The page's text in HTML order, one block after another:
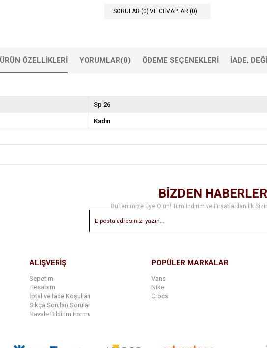
SORULAR (0) VE CEVAPLAR (0)
ÜRÜN ÖZELLIKLERI YORUMLAR(0) ÖDEME SEÇENEKLERI İADE,
Sp 26
Kadın
BİZDEN HABERLER
Bültenimize Üye Olun! Tüm İndirim ve Fırsatlardan İlk
ALIŞVERİŞ
Sepetim
Hesabım
İptal ve İade Koşulları
Sıkça Sorulan Sorular
Havale Bildirim Formu
POPÜLER MARKALAR
Vans
Nike
Crocs